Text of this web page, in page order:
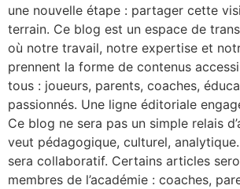
une nouvelle étape : partager cette
terrain. Ce blog est un espace de
où notre travail, notre expertise et
prennent la forme de contenus
tous : joueurs, parents, coaches,
passionnés. Une ligne éditoriale
Ce blog ne sera pas un simple relais
veut pédagogique, culturel,
sera collaboratif. Certains articles
membres de l’académie : coaches,